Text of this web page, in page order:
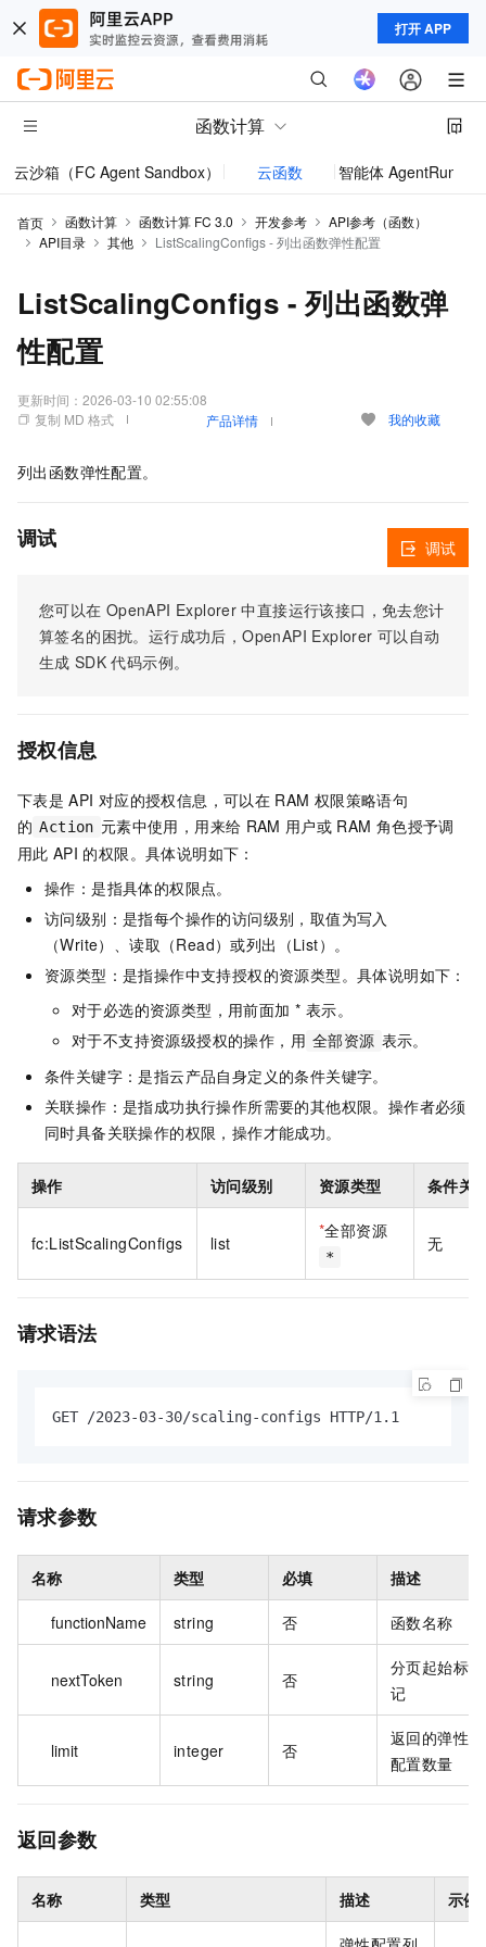
打开 APP
函数计算
云沙箱（FC Agent Sandbox） 云函数 智能体 AgentRun
首页 函数计算 函数计算 FC 3.0 开发参考
API参考（函数）
API目录
其他 ListScalingConfigs - 列出函数弹性配置
ListScalingConfigs - 列出函数弹
性配置
更新时间： 2026-03-10 02:55:08
复制 MD 格式
产品详情 我的收藏
列出函数弹性配置。
调试
您可以在 OpenAPI Explorer 中直接运行该接口，免去您计
算签名的困扰。运行成功后，OpenAPI Explorer 可以自动
生成 SDK 代码示例。
调试
授权信息
下表是 API 对应的授权信息，可以在 RAM 权限策略语句
的 Action 元素中使用，用来给 RAM 用户或 RAM 角色授予调
用此 API 的权限。具体说明如下：
操作：是指具体的权限点。
访问级别：是指每个操作的访问级别，取值为写入
（Write）、读取（Read）或列出（List）。
资源类型：是指操作中支持授权的资源类型。具体说明如下：
对于必选的资源类型，用前面加 * 表示。
对于不支持资源级授权的操作，用 全部资源 表示。
条件关键字：是指云产品自身定义的条件关键字。
关联操作：是指成功执行操作所需要的其他权限。操作者必须
同时具备关联操作的权限，操作才能成功。
操作 访问级别 资源类型 条件关
fc:ListScalingConfigs list
*全部资源
*
无
请求语法
GET /2023-03-30/scaling-configs HTTP/1.1
请求参数
名称 类型 必填 描述
functionName string 否 函数名称
nextToken string 否
分页起始标
记
limit integer 否
返回的弹性
配置数量
返回参数
名称 类型 描述 示例